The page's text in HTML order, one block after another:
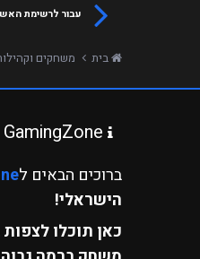
עבור לרשימת
בית משחקים
ברוכים הבאים ל
הישראלי!
כאן תוכלו לצפות